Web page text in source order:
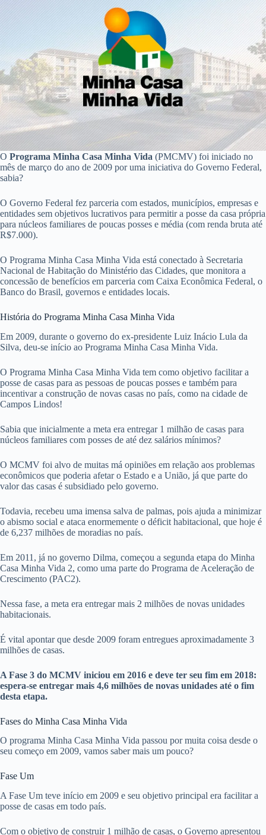
O Programa Minha Casa Minha Vida (PMCMV) foi iniciado no
mês de março do ano de 2009 por uma iniciativa do Governo Federal,
sabia?
O Governo Federal fez parceria com estados, municípios, empresas e
entidades sem objetivos lucrativos para permitir a posse da casa própria
para núcleos familiares de poucas posses e média (com renda bruta até
R$7.000).
O Programa Minha Casa Minha Vida está conectado à Secretaria
Nacional de Habitação do Ministério das Cidades, que monitora a
concessão de benefícios em parceria com Caixa Econômica Federal, o
Banco do Brasil, governos e entidades locais.
História do Programa Minha Casa Minha Vida
Em 2009, durante o governo do ex-presidente Luiz Inácio Lula da
Silva, deu-se início ao Programa Minha Casa Minha Vida.
O Programa Minha Casa Minha Vida tem como objetivo facilitar a
posse de casas para as pessoas de poucas posses e também para
incentivar a construção de novas casas no país, como na cidade de
Campos Lindos!
Sabia que inicialmente a meta era entregar 1 milhão de casas para
núcleos familiares com posses de até dez salários mínimos?
O MCMV foi alvo de muitas má opiniões em relação aos problemas
econômicos que poderia afetar o Estado e a União, já que parte do
valor das casas é subsidiado pelo governo.
Todavia, recebeu uma imensa salva de palmas, pois ajuda a minimizar
o abismo social e ataca enormemente o déficit habitacional, que hoje é
de 6,237 milhões de moradias no país.
Em 2011, já no governo Dilma, começou a segunda etapa do Minha
Casa Minha Vida 2, como uma parte do Programa de Aceleração de
Crescimento (PAC2).
Nessa fase, a meta era entregar mais 2 milhões de novas unidades
habitacionais.
É vital apontar que desde 2009 foram entregues aproximadamente 3
milhões de casas.
A Fase 3 do MCMV iniciou em 2016 e deve ter seu fim em 2018:
espera-se entregar mais 4,6 milhões de novas unidades até o fim
desta etapa.
Fases do Minha Casa Minha Vida
O programa Minha Casa Minha Vida passou por muita coisa desde o
seu começo em 2009, vamos saber mais um pouco?
Fase Um
A Fase Um teve início em 2009 e seu objetivo principal era facilitar a
posse de casas em todo país.
Com o objetivo de construir 1 milhão de casas, o Governo apresentou